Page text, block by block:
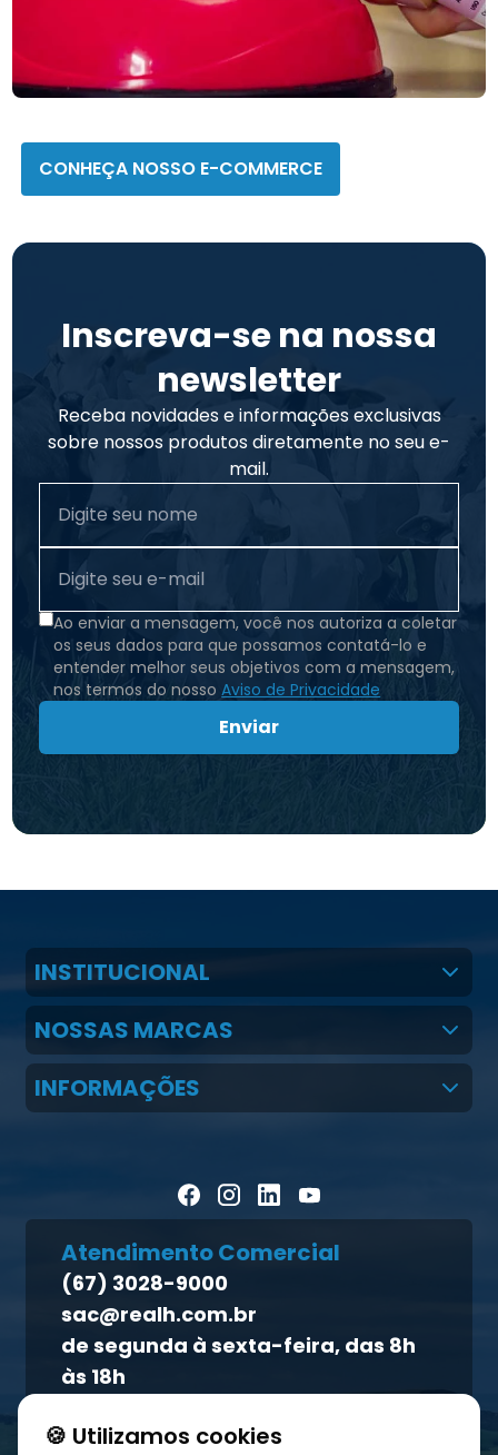
CONHEÇA NOSSO E-COMMERCE
Inscreva-se na nossa
newsletter
Receba novidades e informações exclusivas
sobre nossos produtos diretamente no seu e-
mail.
Ao enviar a mensagem, você nos autoriza a coletar
os seus dados para que possamos contatá-lo e
entender melhor seus objetivos com a mensagem,
nos termos do nossoAviso de Privacidade
Enviar
INSTITUCIONAL
Quem Somos
Claudio Martins Real
LGPD
Direito dos titulares
Política de qualidade
Atendimento ao titular
Canal de ética
NOSSAS MARCAS
Real H Nutrição Animal
CMR Saúde
INFORMAÇÕES
Blog Pecuária Forte
Homeopet
Atendimento Comercial
(67) 3028-9000
sac@realh.com.br
de segunda à sexta-feira, das 8h
às 18h
🍪 Utilizamos cookies